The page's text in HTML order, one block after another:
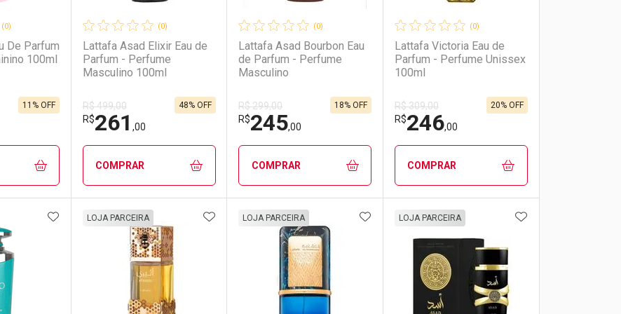
(0)
De Parfum
100ml
11% OFF
FECHAR
FECHAR
(0)
Lattafa Asad Elixir Eau de
Parfum - Perfume
Masculino 100ml
R$ 499,00
R$261 ,00
48% OFF
COMPRAR
FECHAR
Laboratório
FECHAR
Por Menos
(0)
Lattafa Asad Bourbon Eau
de Parfum - Perfume
Masculino
R$ 299,00
R$245,00
18% OFF
COMPRAR
FECHAR
Laboratório
FECHAR
Por Menos
(0)
Lattafa Victoria Eau de
Parfum - Perfume Unissex
100ml
R$ 309,00
R$246,00
20% OFF
COMPRAR
Laboratório
Por Menos
ADICIONAR AOS FAVORITOS
LOJA PARCEIRA ADICIONAR AOS FAVORITOS
LOJA PARCEIRA ADICIONAR AOS FAVORITOS
LOJA PARCEIRA ADICIONAR AOS